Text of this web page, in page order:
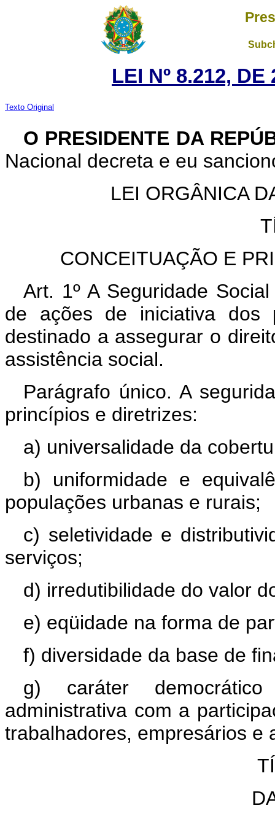
LEI Nº 8.212,
Texto Original
O PRESIDENTE DA
Nacional decreta e eu
LEI ORGÂNICA
CONCEITUAÇÃO E
Art. 1º A Seguridade
de ações de iniciativa dos
destinado a assegurar o
assistência social.
Parágrafo único. A
princípios e diretrizes:
a) universalidade da
b) uniformidade e
populações urbanas e rurais;
c) seletividade e
serviços;
d) irredutibilidade do valor
e) eqüidade na forma de
f) diversidade da base de
g) caráter
administrativa com a
trabalhadores, empresários e